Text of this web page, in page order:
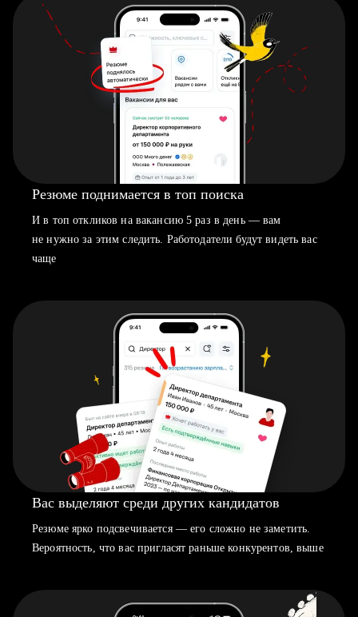
Резюме поднимается в топ поиска
И в топ откликов на вакансию 5 раз в день — вам
не нужно за этим следить. Работодатели будут видеть вас
чаще
Вас выделяют среди других кандидатов
Резюме ярко подсвечивается — его сложно не заметить.
Вероятность, что вас пригласят раньше конкурентов, выше